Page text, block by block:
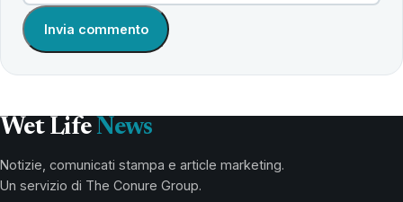
Wet Life News
Notizie, comunicati stampa e article marketing.
Un servizio di The Conure Group.